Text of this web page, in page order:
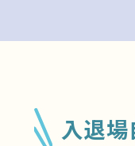
入退